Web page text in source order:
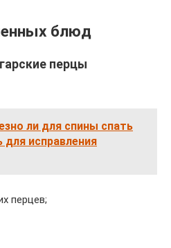
блюд
перцы
ли для спины спать
для исправления
перцев;